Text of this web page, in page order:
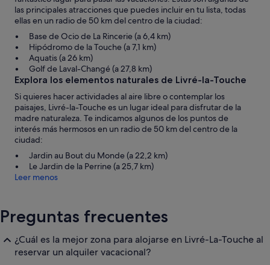
las principales atracciones que puedes incluir en tu lista, todas
ellas en un radio de 50 km del centro de la ciudad:
Base de Ocio de La Rincerie (a 6,4 km)
Hipódromo de la Touche (a 7,1 km)
Aquatis (a 26 km)
Golf de Laval-Changé (a 27,8 km)
Explora los elementos naturales de Livré-la-Touche
Si quieres hacer actividades al aire libre o contemplar los
paisajes, Livré-la-Touche es un lugar ideal para disfrutar de la
madre naturaleza. Te indicamos algunos de los puntos de
interés más hermosos en un radio de 50 km del centro de la
ciudad:
Jardin au Bout du Monde (a 22,2 km)
Le Jardin de la Perrine (a 25,7 km)
Leer menos
Preguntas frecuentes
¿Cuál es la mejor zona para alojarse en Livré-La-Touche al
reservar un alquiler vacacional?